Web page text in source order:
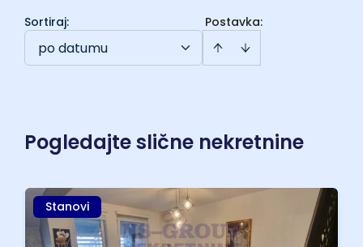
Postavka:
Sortiraj:
po datumu
Pogledajte slične nekretnine
Stanovi